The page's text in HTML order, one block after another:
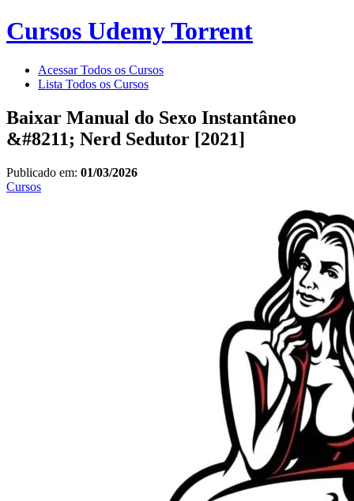
Cursos Udemy Torrent
Acessar Todos os Cursos
Lista Todos os Cursos
Baixar Manual do Sexo Instantâneo
&#8211; Nerd Sedutor [2021]
Publicado em: 01/03/2026
Cursos